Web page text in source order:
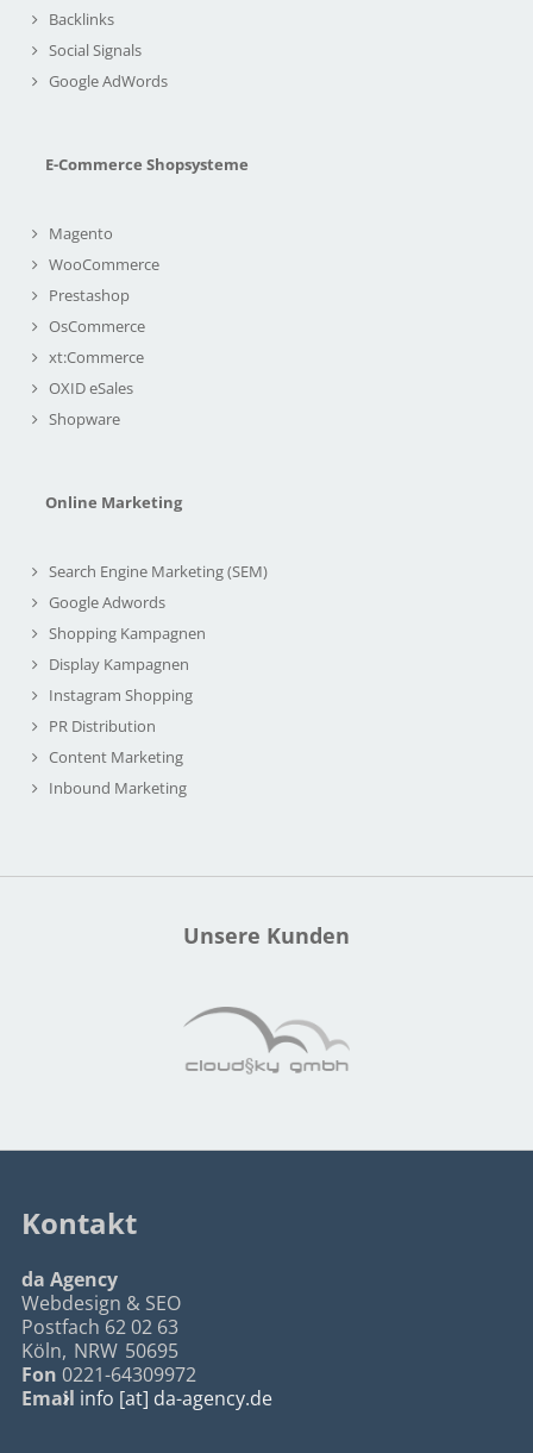
Backlinks
Social Signals
Google AdWords
E-Commerce Shopsysteme
Magento
WooCommerce
Prestashop
OsCommerce
xt:Commerce
OXID eSales
Shopware
Online Marketing
Search Engine Marketing (SEM)
Google Adwords
Shopping Kampagnen
Display Kampagnen
Instagram Shopping
PR Distribution
Content Marketing
Inbound Marketing
Unsere Kunden
Kontakt
da Agency
Webdesign & SEO
Postfach 62 02 63
Köln, NRW 50695
Fon 0221-64309972
Email info [at] da-agency.de